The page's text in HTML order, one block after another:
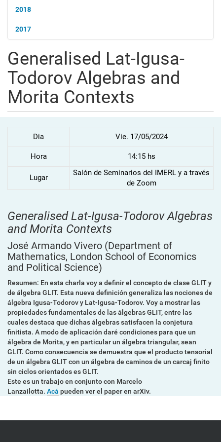
2018
2017
Generalised Lat-Igusa-
Todorov Algebras and
Morita Contexts
Dia Vie. 17/05/2024
Hora 14:15 hs
Lugar
Salón de Seminarios del IMERL y a través
de Zoom
Generalised Lat-Igusa-Todorov Algebras
and Morita Contexts
José Armando Vivero (Department of
Mathematics, London School of Economics
and Political Science)
Resumen: En esta charla voy a definir el concepto de clase GLIT y
de álgebra GLIT. Esta nueva definición generaliza las nociones de
álgebra Igusa-Todorov y Lat-Igusa-Todorov. Voy a mostrar las
propiedades fundamentales de las álgebras GLIT, entre las
cuales destaca que dichas álgebras satisfacen la conjetura
finitista. A modo de aplicación daré condiciones para que un
álgebra de Morita, y en particular un álgebra triangular, sean
GLIT. Como consecuencia se demuestra que el producto tensorial
de un álgebra GLIT con un álgebra de caminos de un carcaj finito
sin ciclos orientados es GLIT.
Este es un trabajo en conjunto con Marcelo
Lanzailotta. Acá pueden ver el paper en arXiv.